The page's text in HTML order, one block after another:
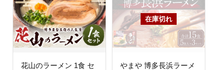
花山のラーメン 1食 セ
やまや 博多長浜ラーメ